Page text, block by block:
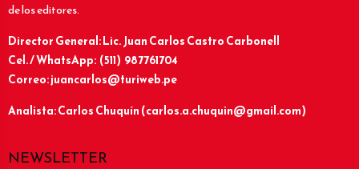
de los editores.
Director General: Lic.Juan Carlos Castro Carbonell
Cel. / WhatsApp: (511) 987761704
Correo: juancarlos@turiweb.pe
Analista: Carlos Chuquín (carlos.a.chuquin@gmail.com)
NEWSLETTER